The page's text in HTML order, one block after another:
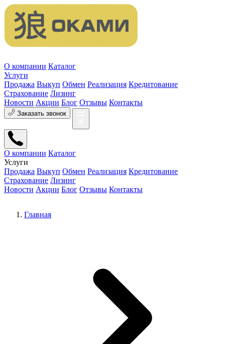
О компании Каталог
Услуги
Продажа Выкуп Обмен Реализация Кредитование
Страхование Лизинг
Новости Акции Блог Отзывы Контакты
Заказать звонок
О компании Каталог
Услуги
Продажа Выкуп Обмен Реализация Кредитование
Страхование Лизинг
Новости Акции Блог Отзывы Контакты
Главная